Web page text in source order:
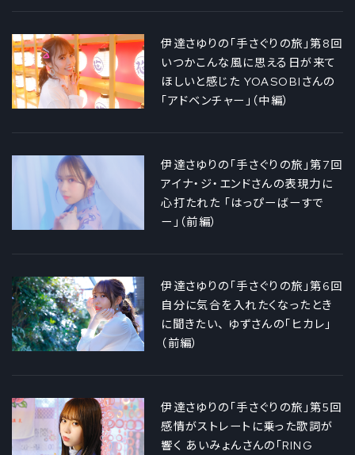
伊達さゆりの「手さぐりの旅」第8回
いつかこんな風に思える日が来て
ほしいと感じた YOASOBIさんの
「アドベンチャー」（中編）
伊達さゆりの「手さぐりの旅」第7回
アイナ・ジ・エンドさんの表現力に
心打たれた 「はっぴーばーすで
ー」（前編）
伊達さゆりの「手さぐりの旅」第6回
自分に気合を入れたくなったとき
に聞きたい、 ゆずさんの「ヒカレ」
（前編）
伊達さゆりの「手さぐりの旅」第5回
感情がストレートに乗った歌詞が
響く あいみょんさんの「RING